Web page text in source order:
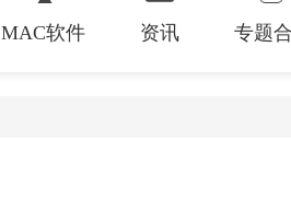
MAC软件 资讯 专题